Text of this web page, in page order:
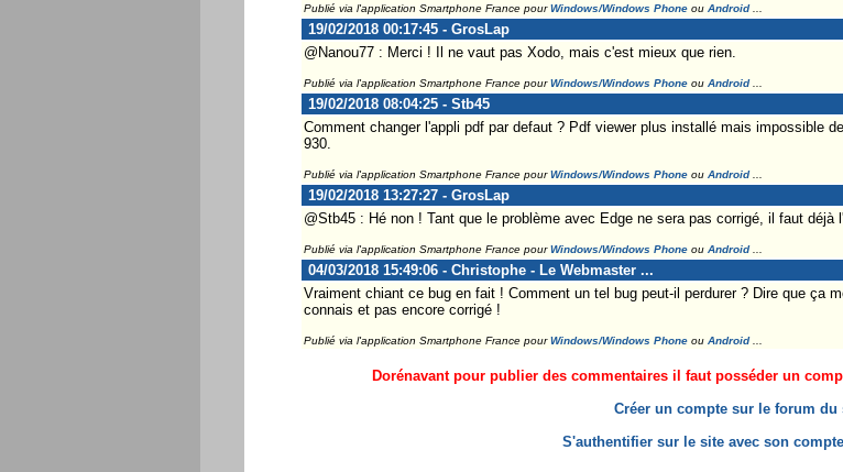
Publié via l'application Smartphone France pourWindows/Windows Phoneou Android...
19/02/2018 00:17:45 - GrosLap
@Nanou77 : Merci ! Il ne vaut pas Xodo, mais c'est mieux que rien.
Publié via l'application Smartphone France pourWindows/Windows Phoneou Android...
19/02/2018 08:04:25 - Stb45
Comment changer l'appli pdf par defaut ? Pdf viewer plus installé mais impossible
930.
Publié via l'application Smartphone France pourWindows/Windows Phoneou Android...
19/02/2018 13:27:27 - GrosLap
@Stb45 : Hé non ! Tant que le problème avec Edge ne sera pas corrigé, il faut déjà
Publié via l'application Smartphone France pourWindows/Windows Phoneou Android...
04/03/2018 15:49:06 - Christophe - Le Webmaster ...
Vraiment chiant ce bug en fait ! Comment un tel bug peut-il perdurer ? Dire que ça
connais et pas encore corrigé !
Publié via l'application Smartphone France pourWindows/Windows Phoneou Android...
Dorénavant pour publier des commentaires il faut posséder un
Créer un compte sur le forum du
S'authentifier sur le site avec son